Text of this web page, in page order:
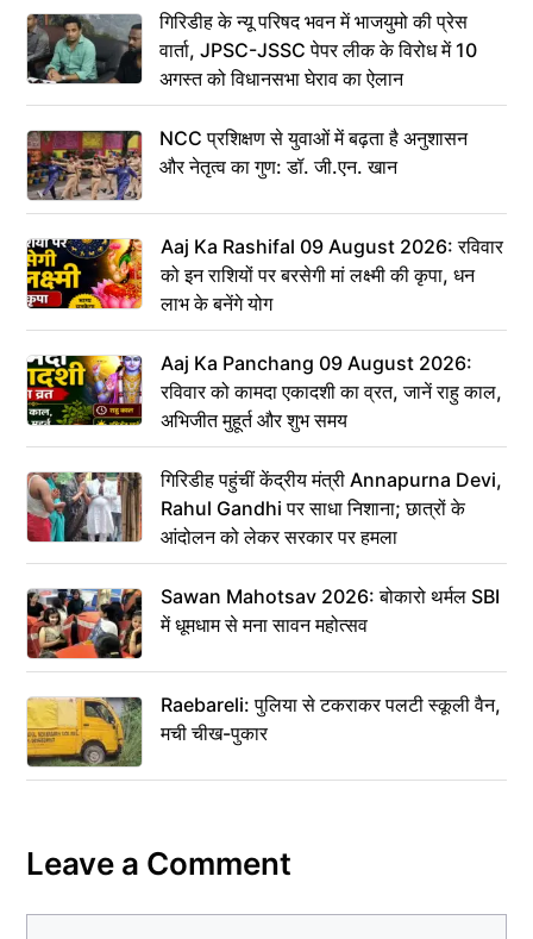
गिरिडीह के न्यू परिषद भवन में भाजयुमो की प्रेस
वार्ता, JPSC-JSSC पेपर लीक के विरोध में 10
अगस्त को विधानसभा घेराव का ऐलान
NCC प्रशिक्षण से युवाओं में बढ़ता है अनुशासन
और नेतृत्व का गुण: डॉ. जी.एन. खान
Aaj Ka Rashifal 09 August 2026: रविवार
को इन राशियों पर बरसेगी मां लक्ष्मी की कृपा, धन
लाभ के बनेंगे योग
Aaj Ka Panchang 09 August 2026:
रविवार को कामदा एकादशी का व्रत, जानें राहु काल,
अभिजीत मुहूर्त और शुभ समय
गिरिडीह पहुंचीं केंद्रीय मंत्री Annapurna Devi,
Rahul Gandhi पर साधा निशाना; छात्रों के
आंदोलन को लेकर सरकार पर हमला
Sawan Mahotsav 2026: बोकारो थर्मल SBI
में धूमधाम से मना सावन महोत्सव
Raebareli: पुलिया से टकराकर पलटी स्कूली वैन,
मची चीख-पुकार
Leave a Comment